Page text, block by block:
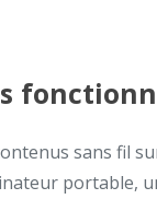
sans fil
portable,